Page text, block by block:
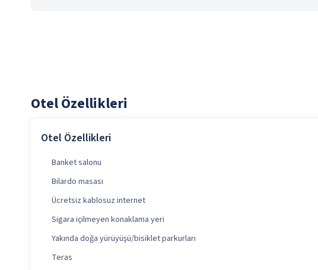
Otel Özellikleri
Otel Özellikleri
Banket salonu
Bilardo masası
Ücretsiz kablosuz internet
Sigara içilmeyen konaklama yeri
Yakında doğa yürüyüşü/bisiklet parkurları
Teras